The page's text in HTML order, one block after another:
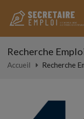
Recherche
Accueil Recherche